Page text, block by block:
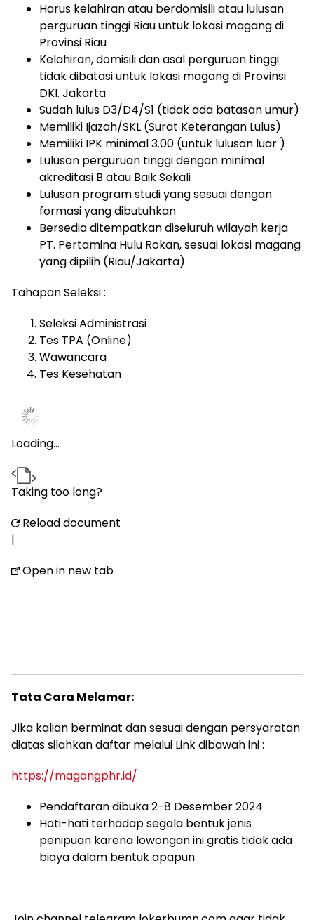
Harus kelahiran atau berdomisili atau lulusan
perguruan tinggi Riau untuk lokasi magang di
Provinsi Riau
Kelahiran, domisili dan asal perguruan tinggi
tidak dibatasi untuk lokasi magang di Provinsi
DKI. Jakarta
Sudah lulus D3/D4/S1 (tidak ada batasan umur)
Memiliki Ijazah/SKL (Surat Keterangan Lulus)
Memiliki IPK minimal 3.00 (untuk lulusan luar )
Lulusan perguruan tinggi dengan minimal
akreditasi B atau Baik Sekali
Lulusan program studi yang sesuai dengan
formasi yang dibutuhkan
Bersedia ditempatkan diseluruh wilayah kerja
PT. Pertamina Hulu Rokan, sesuai lokasi magang
yang dipilih (Riau/Jakarta)
Tahapan Seleksi :
Seleksi Administrasi
Tes TPA (Online)
Wawancara
Tes Kesehatan
Loading…
Taking too long?
Reload document
|
Open in new tab
Tata Cara Melamar:
Jika kalian berminat dan sesuai dengan persyaratan
diatas silahkan daftar melalui Link dibawah ini :
https://magangphr.id/
Pendaftaran dibuka 2-8 Desember 2024
Hati-hati terhadap segala bentuk jenis
penipuan karena lowongan ini gratis tidak ada
biaya dalam bentuk apapun